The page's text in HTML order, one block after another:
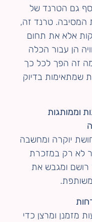
גם הטרנד של
המסיבה. טרנד זה,
אלא את תחום
הן עבור הכלה
זה הפך לכל כך
שמתאימות בדיוק
וממותגות
יוקרה ומחשבה
לא רק במזכרת
ומגבש את
משותפת.
מזמנן ומרצן כדי